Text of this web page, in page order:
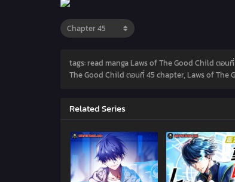
tags: read manga Laws of The Good Child ตอ
The Good Child ตอนที่ 45 chapter, Laws of
Related Series